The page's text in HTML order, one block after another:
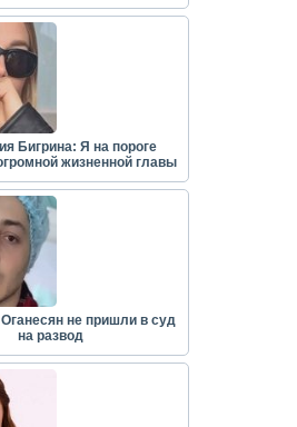
Бигрина: Я на пороге
жизненной главы
не пришли в суд
на развод